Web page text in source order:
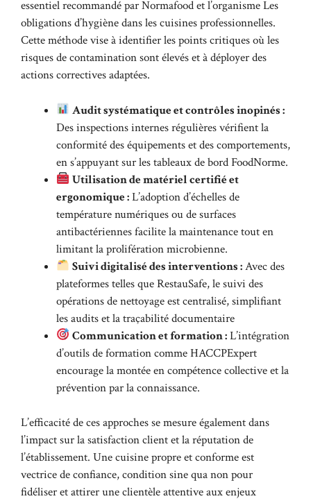
essentiel recommandé par Normafood et l’organismeLes
obligations d’hygiène dans les cuisines professionnelles.
Cette méthode vise à identifier les points critiques où les
risques de contamination sont élevés et à déployer des
actions correctives adaptées.
Audit systématique et contrôles inopinés :
Des inspections internes régulières vérifient la
conformité des équipements et des comportements,
en s’appuyant sur les tableaux de bord FoodNorme.
Utilisation de matériel certifié et
ergonomique :L’adoption d’échelles de
température numériques ou de surfaces
antibactériennes facilite la maintenance tout en
limitant la prolifération microbienne.
Suivi digitalisé des interventions :Avec des
plateformes telles que RestauSafe, le suivi des
opérations de nettoyage est centralisé, simplifiant
les audits et la traçabilité documentaire
Communication et formation :L’intégration
d’outils de formation comme HACCPExpert
encourage la montée en compétence collective et la
prévention par la connaissance.
L’efficacité de ces approches se mesure également dans
l’impact sur la satisfaction client et la réputation de
l’établissement. Une cuisine propre et conforme est
vectrice de confiance, condition sine qua non pour
fidéliser et attirer une clientèle attentive aux enjeux